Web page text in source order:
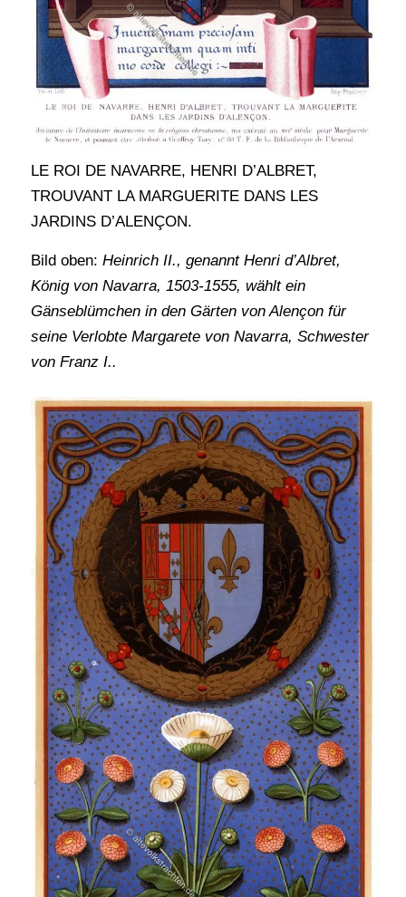
LE ROI DE NAVARRE, HENRI D’ALBRET,
TROUVANT LA MARGUERITE DANS LES
JARDINS D’ALENÇON.
Bild oben: Heinrich II., genannt Henri d’Albret,
König von Navarra, 1503-1555, wählt ein
Gänseblümchen in den Gärten von Alençon für
seine Verlobte Margarete von Navarra, Schwester
von Franz I..